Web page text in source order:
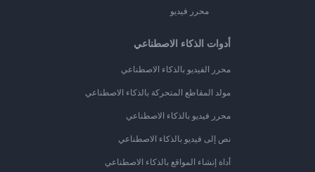
محرر فيديو
أدوات الذكاء الاصطناعي
محرر الفيديو بالذكاء الاصطناعي
مولد المقاطع المتحركة بالذكاء الاصطناعي
محرر فيديو بالذكاء الاصطناعي
نص إلى فيديو بالذكاء الاصطناعي
أداة إنشاء المواقع بالذكاء الاصطناعي